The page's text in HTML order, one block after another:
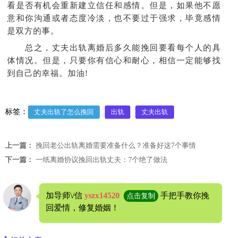
看是否有机会重新建立信任和感情。但是，如果他不愿
意和你沟通或者态度冷淡，也不要过于强求，毕竟感情
是双方的事。
总之，丈夫出轨离婚后多久能挽回要看每个人的具
体情况。但是，只要你有信心和耐心，相信一定能够找
到自己的幸福。加油!
标签： 丈夫出轨了怎么挽回 出轨 丈夫出轨
上一篇： 挽回老公出轨离婚需要准备什么？准备好这7个事情
下一篇： 一纸离婚协议挽回出轨丈夫：7个绝了做法
加导师\/信 yszx14520 点击复制
手把手教你挽
回爱情，修复婚姻！